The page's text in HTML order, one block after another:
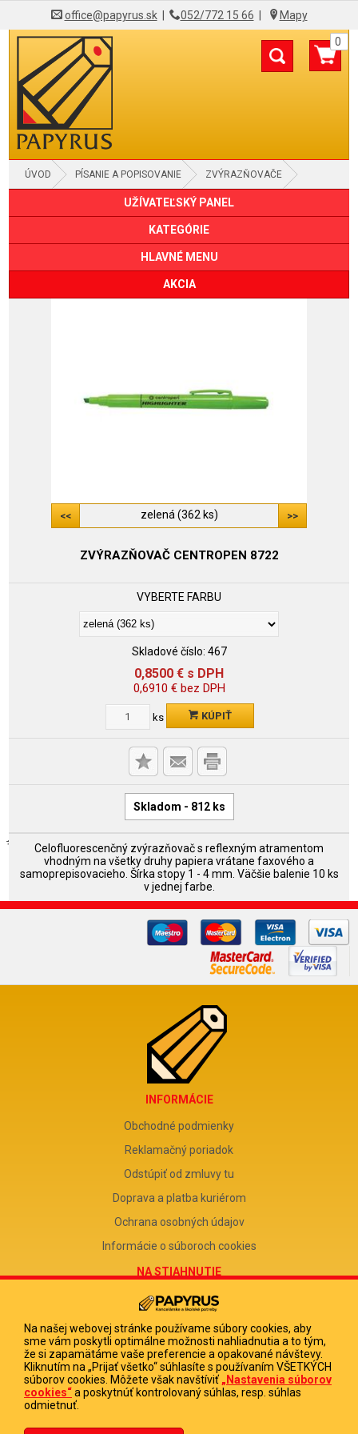
office@papyrus.sk| 052/772 15 66 Mapy
0
ÚVOD PÍSANIE A POPISOVANIE ZVÝRAZŇOVAČE
UŽÍVATEĽSKÝ PANEL
KATEGÓRIE
HLAVNÉ MENU
AKCIA
zelená (362 ks)
ZVÝRAZŇOVAČ CENTROPEN 8722
VYBERTE FARBU
Skladové číslo: 467
0,8500 € s DPH
0,6910 €bez DPH
ks KÚPIŤ
Skladom - 812 ks
Celofluorescenčný zvýrazňovač s reflexným atramentom
vhodným na všetky druhy papiera vrátane faxového a
samoprepisovacieho. Šírka stopy 1 - 4 mm. Väčšie balenie 10 ks
v jednej farbe.
INFORMÁCIE
Obchodné podmienky
Reklamačný poriadok
Odstúpiť od zmluvy tu
Doprava a platba kuriérom
Ochrana osobných údajov
Informácie o súboroch cookies
NA STIAHNUTIE
Reklamačný formulár
Odstúpenie od zmluvy
Poučenie o odstúpení od zmluvy
FIRMA
PAPYRUS POPRAD, s.r.o.
Na našej webovej stránke používame súbory cookies, aby
sme vám poskytli optimálne možnosti nahliadnutia a to tým,
že si zapamätáme vaše preferencie a opakované návštevy.
Kliknutím na „Prijať všetko“ súhlasíte s používaním VŠETKÝCH
súborov cookies. Môžete však navštíviť „Nastavenia súborov
cookies“a poskytnúť kontrolovaný súhlas, resp. súhlas
odmietnuť.